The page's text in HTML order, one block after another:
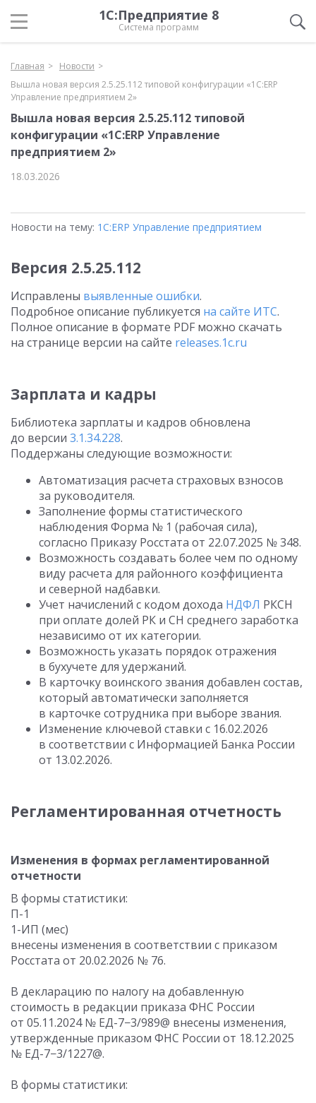
1С:Предприятие 8
Система программ
Главная
Новости
Вышла новая версия 2.5.25.112 типовой конфигурации «1С:ERP
Управление предприятием 2»
Вышла новая версия 2.5.25.112 типовой
конфигурации «1С:ERP Управление
предприятием 2»
18.03.2026
Новости на тему: 1С:ERP Управление предприятием
Версия 2.5.25.112
Исправлены выявленные ошибки.
Подробное описание публикуется на сайте ИТС.
Полное описание в формате PDF можно скачать
на странице версии на сайте releases.1c.ru
Зарплата и кадры
Библиотека зарплаты и кадров обновлена
до версии 3.1.34.228.
Поддержаны следующие возможности:
Автоматизация расчета страховых взносов
за руководителя.
Заполнение формы статистического
наблюдения Форма № 1 (рабочая сила),
согласно Приказу Росстата от 22.07.2025 № 348.
Возможность создавать более чем по одному
виду расчета для районного коэффициента
и северной надбавки.
Учет начислений с кодом дохода НДФЛ РКСН
при оплате долей РК и СН среднего заработка
независимо от их категории.
Возможность указать порядок отражения
в бухучете для удержаний.
В карточку воинского звания добавлен состав,
который автоматически заполняется
в карточке сотрудника при выборе звания.
Изменение ключевой ставки с 16.02.2026
в соответствии с Информацией Банка России
от 13.02.2026.
Регламентированная отчетность
Изменения в формах регламентированной
отчетности
В формы статистики:
П-1
1-ИП (мес)
внесены изменения в соответствии с приказом
Росстата от 20.02.2026 № 76.
В декларацию по налогу на добавленную
стоимость в редакции приказа ФНС России
от 05.11.2024№ ЕД-7−3/989@ внесены изменения,
утвержденные приказом ФНС России от 18.12.2025
№ ЕД-7−3/1227@.
В формы статистики: